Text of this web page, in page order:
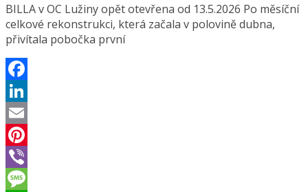
BILLA v OC Lužiny opět otevřena od 13.5.2026 Po měsíční
celkové rekonstrukci, která začala v polovině dubna,
přivítala pobočka první
Facebook
LinkedIn
Email
Pinterest
Viber